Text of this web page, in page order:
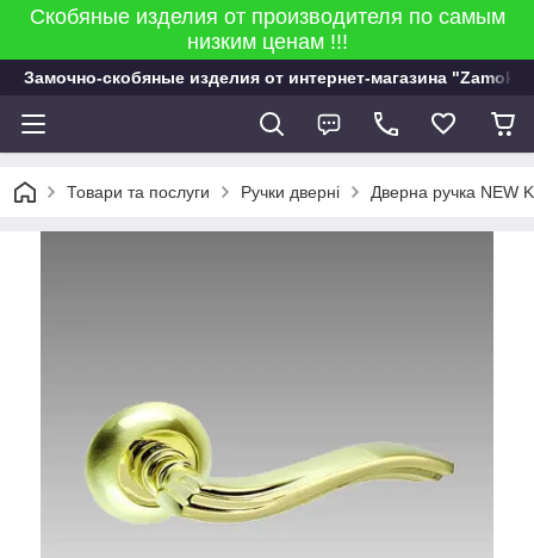
Скобяные изделия от производителя по самым
низким ценам !!!
Замочно-скобяные изделия от интернет-магазина "Zamok
Товари та послуги Ручки дверні Дверна ручка NEW